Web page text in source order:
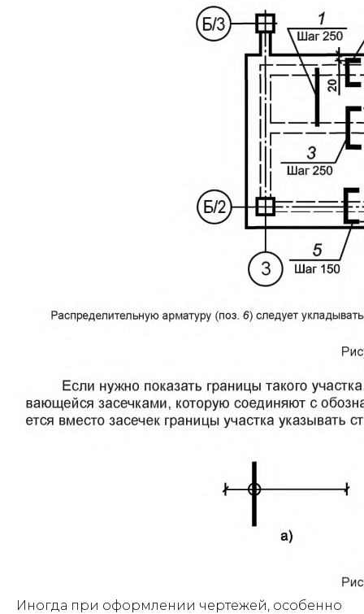
Иногда при оформлении чертежей, особенно